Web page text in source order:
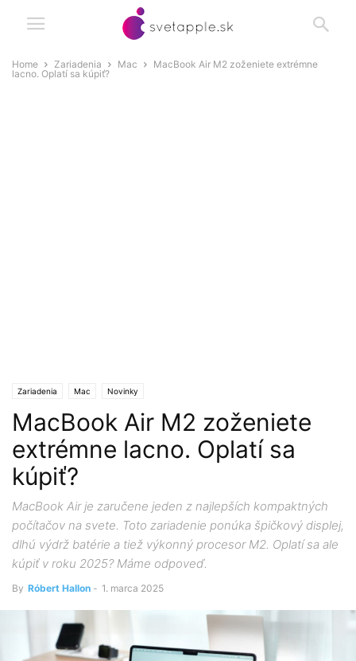
Home Zariadenia Mac
MacBook Air M2 zoženiete extrémne
lacno. Oplatí sa kúpiť?
Zariadenia Mac Novinky
MacBook Air M2 zoženiete
extrémne lacno. Oplatí sa
kúpiť?
MacBook Air je zaručene jeden z najlepších kompaktných
počítačov na svete. Toto zariadenie ponúka špičkový displej,
dlhú výdrž batérie a tiež výkonný procesor M2. Oplatí sa ale
kúpiť v roku 2025? Máme odpoveď.
By Róbert Hallon - 1. marca 2025